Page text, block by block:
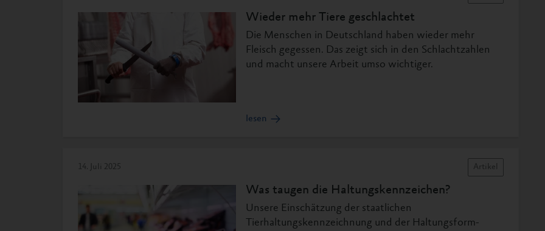
Wieder mehr Tiere geschlachtet
Die Menschen in Deutschland haben wieder mehr
Fleisch gegessen. Das zeigt sich in den Schlachtzahlen
und macht unsere Arbeit umso wichtiger.
lesen
14. Juli 2025 Artikel
Was taugen die Haltungskennzeichen?
Unsere Einschätzung der staatlichen
Tierhaltungskennzeichnung und der Haltungsform-